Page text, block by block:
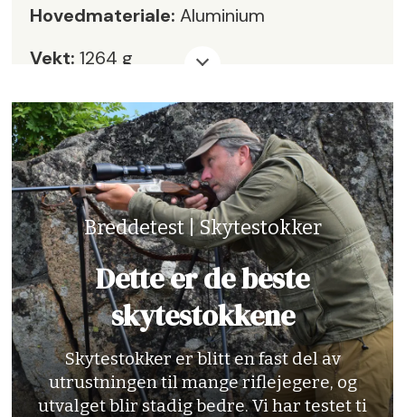
Hovedmateriale:Aluminium
Vekt: 1264 g
Leverandør:KBK Jakt og Fritid AS
Pris:kr 2390,-
Karakter:4,5
Breddetest | Skytestokker
Dette er de beste
skytestokkene
Skytestokker er blitt en fast del av
utrustningen til mange riflejegere, og
utvalget blir stadig bedre. Vi har testet ti